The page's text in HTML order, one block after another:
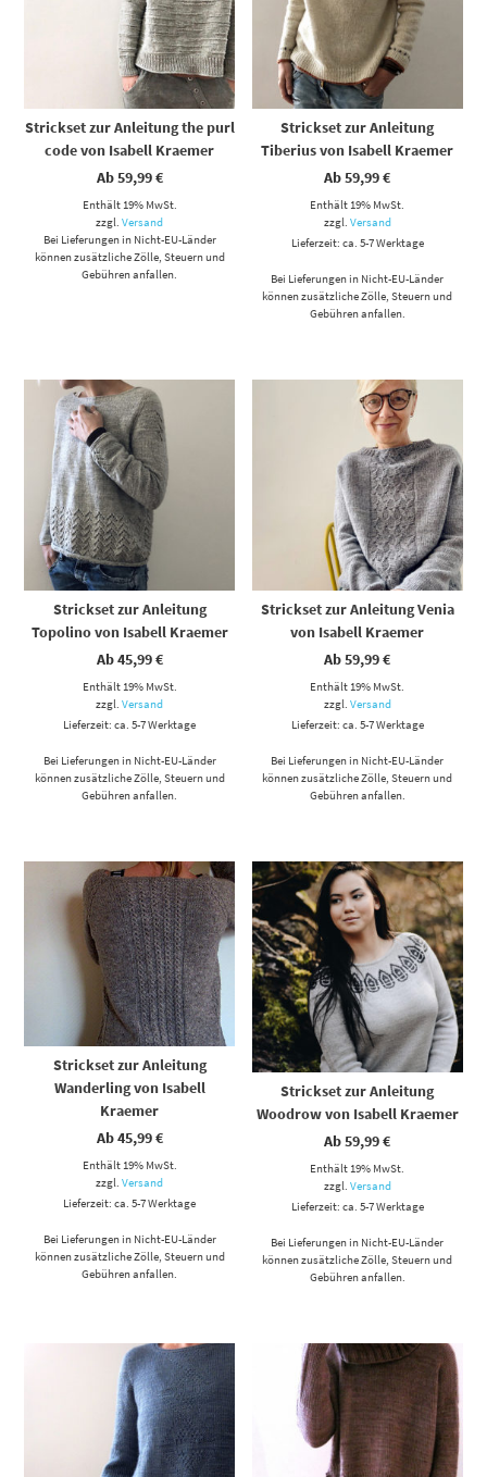
Strickset zur Anleitung the purl
code von Isabell Kraemer
Ab59,99€
Enthält 19% MwSt.
zzgl.Versand
Bei Lieferungen in Nicht-EU-Länder
können zusätzliche Zölle, Steuern und
Gebühren anfallen.
Strickset zur Anleitung
Tiberius von Isabell Kraemer
Ab59,99€
Enthält 19% MwSt.
zzgl. Versand
Lieferzeit: ca. 5-7 Werktage
Bei Lieferungen in Nicht-EU-Länder
können zusätzliche Zölle, Steuern und
Gebühren anfallen.
Dieses Produkt weist mehrere Varianten auf. Die Optionen können auf der Produktseite gewählt werden
Strickset zur Anleitung
Topolino von Isabell Kraemer
Ab45,99€
Enthält 19% MwSt.
zzgl.Versand
Lieferzeit: ca. 5-7 Werktage
Bei Lieferungen in Nicht-EU-Länder
können zusätzliche Zölle, Steuern und
Gebühren anfallen.
Dieses Produkt weist mehrere Varianten auf. Die Optionen können auf der Produktseite gewählt werden
Strickset zur Anleitung Venia
von Isabell Kraemer
Ab59,99€
Enthält 19% MwSt.
zzgl. Versand
Lieferzeit: ca. 5-7 Werktage
Bei Lieferungen in Nicht-EU-Länder
können zusätzliche Zölle, Steuern und
Gebühren anfallen.
Dieses Produkt weist mehrere Varianten auf. Die Optionen können auf der Produktseite gewählt werden
Strickset zur Anleitung
Wanderling von Isabell
Kraemer
Ab45,99€
Enthält 19% MwSt.
zzgl.Versand
Lieferzeit: ca. 5-7 Werktage
Bei Lieferungen in Nicht-EU-Länder
können zusätzliche Zölle, Steuern und
Gebühren anfallen.
Dieses Produkt weist mehrere Varianten auf. Die Optionen können auf der Produktseite gewählt werden
Strickset zur Anleitung
Woodrow von Isabell Kraemer
Ab59,99€
Enthält 19% MwSt.
zzgl. Versand
Lieferzeit: ca. 5-7 Werktage
Bei Lieferungen in Nicht-EU-Länder
können zusätzliche Zölle, Steuern und
Gebühren anfallen.
Dieses Produkt weist mehrere Varianten auf. Die Optionen können auf der Produktseite gewählt werden Dieses Produkt weist mehrere Varianten auf. Die Optionen können auf der Produktseite gewählt werden